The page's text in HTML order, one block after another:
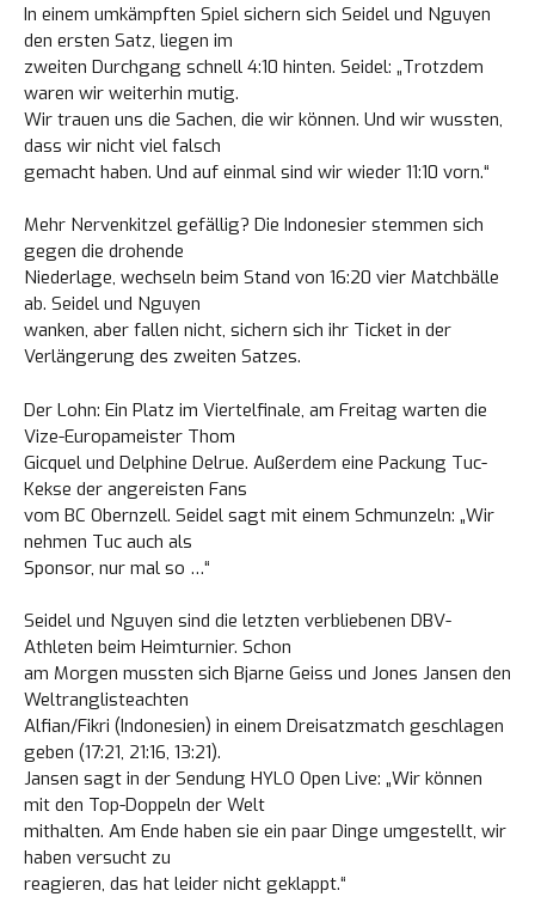
In einem umkämpften Spiel sichern sich Seidel und Nguyen
den ersten Satz, liegen im
zweiten Durchgang schnell 4:10 hinten. Seidel: „Trotzdem
waren wir weiterhin mutig.
Wir trauen uns die Sachen, die wir können. Und wir wussten,
dass wir nicht viel falsch
gemacht haben. Und auf einmal sind wir wieder 11:10 vorn.“
Mehr Nervenkitzel gefällig? Die Indonesier stemmen sich
gegen die drohende
Niederlage, wechseln beim Stand von 16:20 vier Matchbälle
ab. Seidel und Nguyen
wanken, aber fallen nicht, sichern sich ihr Ticket in der
Verlängerung des zweiten Satzes.
Der Lohn: Ein Platz im Viertelfinale, am Freitag warten die
Vize-Europameister Thom
Gicquel und Delphine Delrue. Außerdem eine Packung Tuc-
Kekse der angereisten Fans
vom BC Obernzell. Seidel sagt mit einem Schmunzeln: „Wir
nehmen Tuc auch als
Sponsor, nur mal so …“
Seidel und Nguyen sind die letzten verbliebenen DBV-
Athleten beim Heimturnier. Schon
am Morgen mussten sich Bjarne Geiss und Jones Jansen den
Weltranglisteachten
Alfian/Fikri (Indonesien) in einem Dreisatzmatch geschlagen
geben (17:21, 21:16, 13:21).
Jansen sagt in der Sendung HYLO Open Live: „Wir können
mit den Top-Doppeln der Welt
mithalten. Am Ende haben sie ein paar Dinge umgestellt, wir
haben versucht zu
reagieren, das hat leider nicht geklappt.“